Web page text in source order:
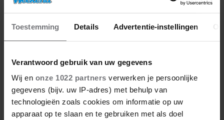
Toestemming Details Advertentie-instellingen
Verantwoord gebruik van uw gegevens
Wij en onze 1022 partners verwerken je persoonlijke
gegevens (bijv. uw IP-adres) met behulp van
technologieën zoals cookies om informatie op uw
apparaat op te slaan en te gebruiken met als doel